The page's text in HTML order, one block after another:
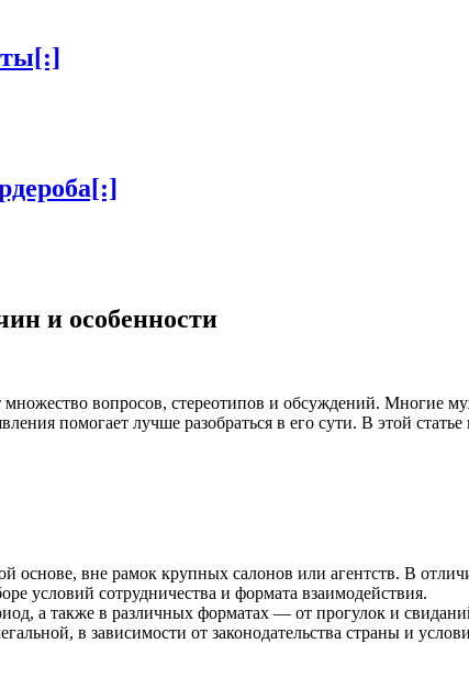
и особенности
вопросов, стереотипов и обсуждений. Многие
помогает лучше разобраться в его сути. В этой
вне рамок крупных салонов или агентств. В
условий сотрудничества и формата взаимодействия.
а также в различных форматах — от прогулок и
в зависимости от законодательства страны и